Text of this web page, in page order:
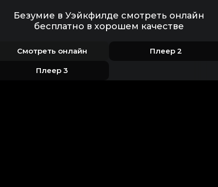
Безумие в Уэйкфилде смотреть онлайн
бесплатно в хорошем качестве
Смотреть онлайн Плеер 2
Плеер 3